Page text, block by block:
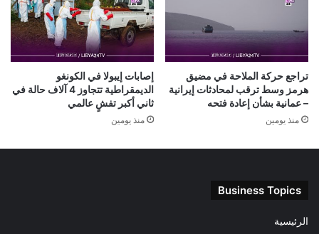
تراجع حركة الملاحة في مضيق
هرمز وسط ترقب لمحادثات إيرانية
– عمانية بشأن إعادة فتحه
منذ يومين
إصابات إيبولا في الكونغو
الديمقراطية تتجاوز 4 آلاف حالة في
ثاني أكبر تفشٍ عالمي
منذ يومين
Business Topics
الرئيسية